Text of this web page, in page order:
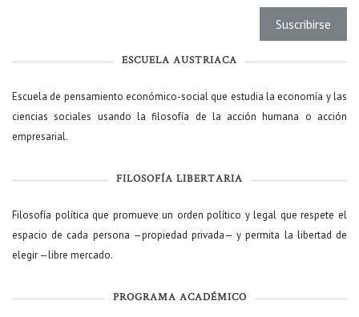
ESCUELA AUSTRIACA
Escuela de pensamiento económico-social que estudia la economía y las
ciencias sociales usando la filosofía de la acción humana o acción
empresarial.
FILOSOFÍA LIBERTARIA
Filosofía política que promueve un orden político y legal que respete el
espacio de cada persona —propiedad privada— y permita la libertad de
elegir —libre mercado.
PROGRAMA ACADÉMICO